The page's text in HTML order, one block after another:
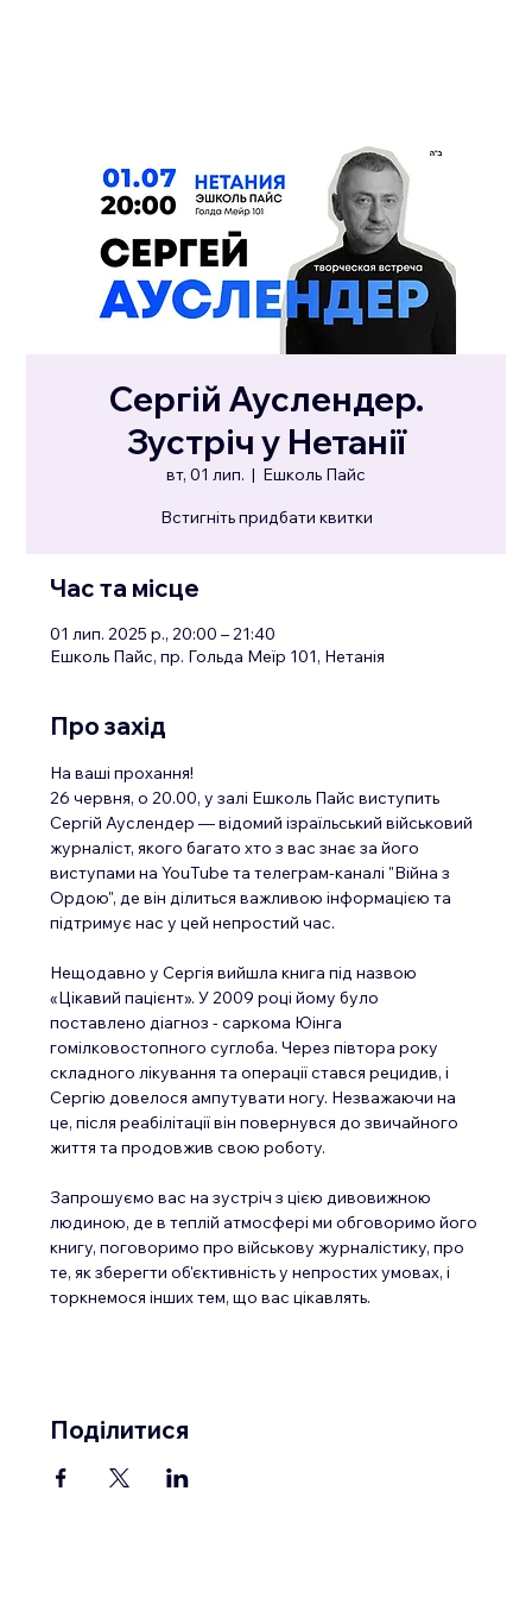
Сергій Ауслендер.
Зустріч у Нетанії
вт, 01 лип.
  |
Ешколь Пайс
Встигніть придбати квитки
Час та місце
01 лип. 2025 р., 20:00 – 21:40
Ешколь Пайс, пр. Гольда Меїр 101, Нетанія
Про захід
На ваші прохання!
26 червня, о 20.00, у залі Ешколь Пайс виступить
Сергій Ауслендер — відомий ізраїльський військовий
журналіст, якого багато хто з вас знає за його
виступами на YouTube та телеграм-каналі "Війна з
Ордою", де він ділиться важливою інформацією та
підтримує нас у цей непростий час.
Нещодавно у Сергія вийшла книга під назвою
«Цікавий пацієнт». У 2009 році йому було
поставлено діагноз - саркома Юінга
гомілковостопного суглоба. Через півтора року
складного лікування та операції стався рецидив, і
Сергію довелося ампутувати ногу. Незважаючи на
це, після реабілітації він повернувся до звичайного
життя та продовжив свою роботу.
Запрошуємо вас на зустріч з цією дивовижною
людиною, де в теплій атмосфері ми обговоримо його
книгу, поговоримо про військову журналістику, про
те, як зберегти об'єктивність у непростих умовах, і
торкнемося інших тем, що вас цікавлять.
Поділитися